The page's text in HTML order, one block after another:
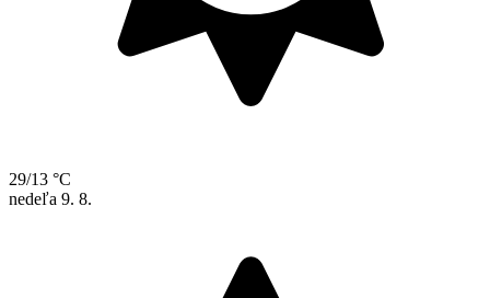
29/13 °C
nedeľa 9. 8.